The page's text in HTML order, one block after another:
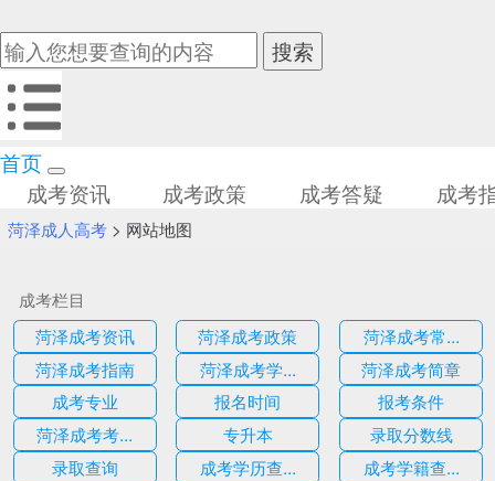
首页
成考资讯
成考政策 成考答疑 成考
菏泽成人高考> 网站地图
成考栏目
菏泽成考资讯
菏泽成考政策
菏泽成考常...
菏泽成考指南
菏泽成考学...
菏泽成考简章
成考专业
报名时间
报考条件
菏泽成考考...
专升本
录取分数线
录取查询
成考学历查...
成考学籍查...